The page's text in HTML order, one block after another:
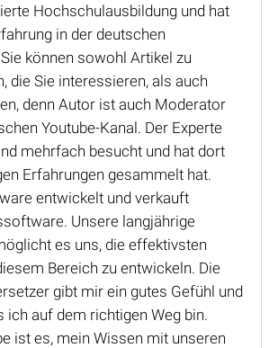
Hochschulausbildung und hat
in der deutschen
können sowohl Artikel zu
die Sie interessieren, als auch
denn Autor ist auch Moderator
Youtube-Kanal. Der Experte
mehrfach besucht und hat dort
Erfahrungen gesammelt hat.
entwickelt und verkauft
Unsere langjährige
es uns, die effektivsten
Bereich zu entwickeln. Die
gibt mir ein gutes Gefühl und
ich auf dem richtigen Weg bin.
ist es, mein Wissen mit unseren